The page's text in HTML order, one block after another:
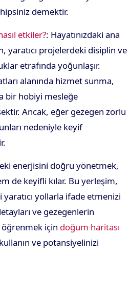
demektir.
etkiler?: Hayatınızdaki ana
yaratıcı projelerdeki disiplin ve
etrafında yoğunlaşır.
alanında hizmet sunma,
bir hobiyi mesleğe
Ancak, eğer gezegen zorlu
nedeniyle keyif
enerjisini doğru yönetmek,
de keyifli kılar. Bu yerleşim,
yollarla ifade etmenizi
ve gezegenlerin
öğrenmek için doğum haritası
kullanın ve potansiyelinizi